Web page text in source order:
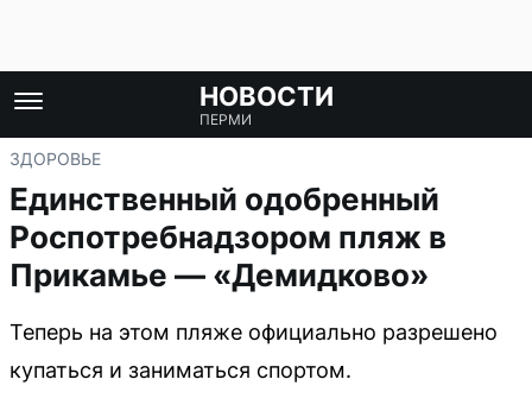
НОВОСТИ
ПЕРМИ
ЗДОРОВЬЕ
Единственный одобренный
Роспотребнадзором пляж в
Прикамье — «Демидково»
Теперь на этом пляже официально разрешено
купаться и заниматься спортом.